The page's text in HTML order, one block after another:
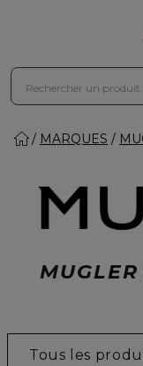
MARQUES
Tous les